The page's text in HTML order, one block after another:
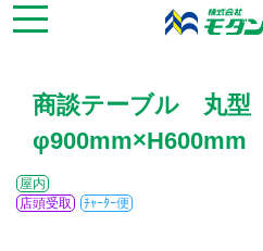
商談テーブル 丸型
φ900mm×H600mm
屋内
店頭受取
ﾁｬｰﾀｰ便